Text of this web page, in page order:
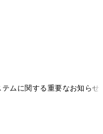
ムに関する重要なお知らせ